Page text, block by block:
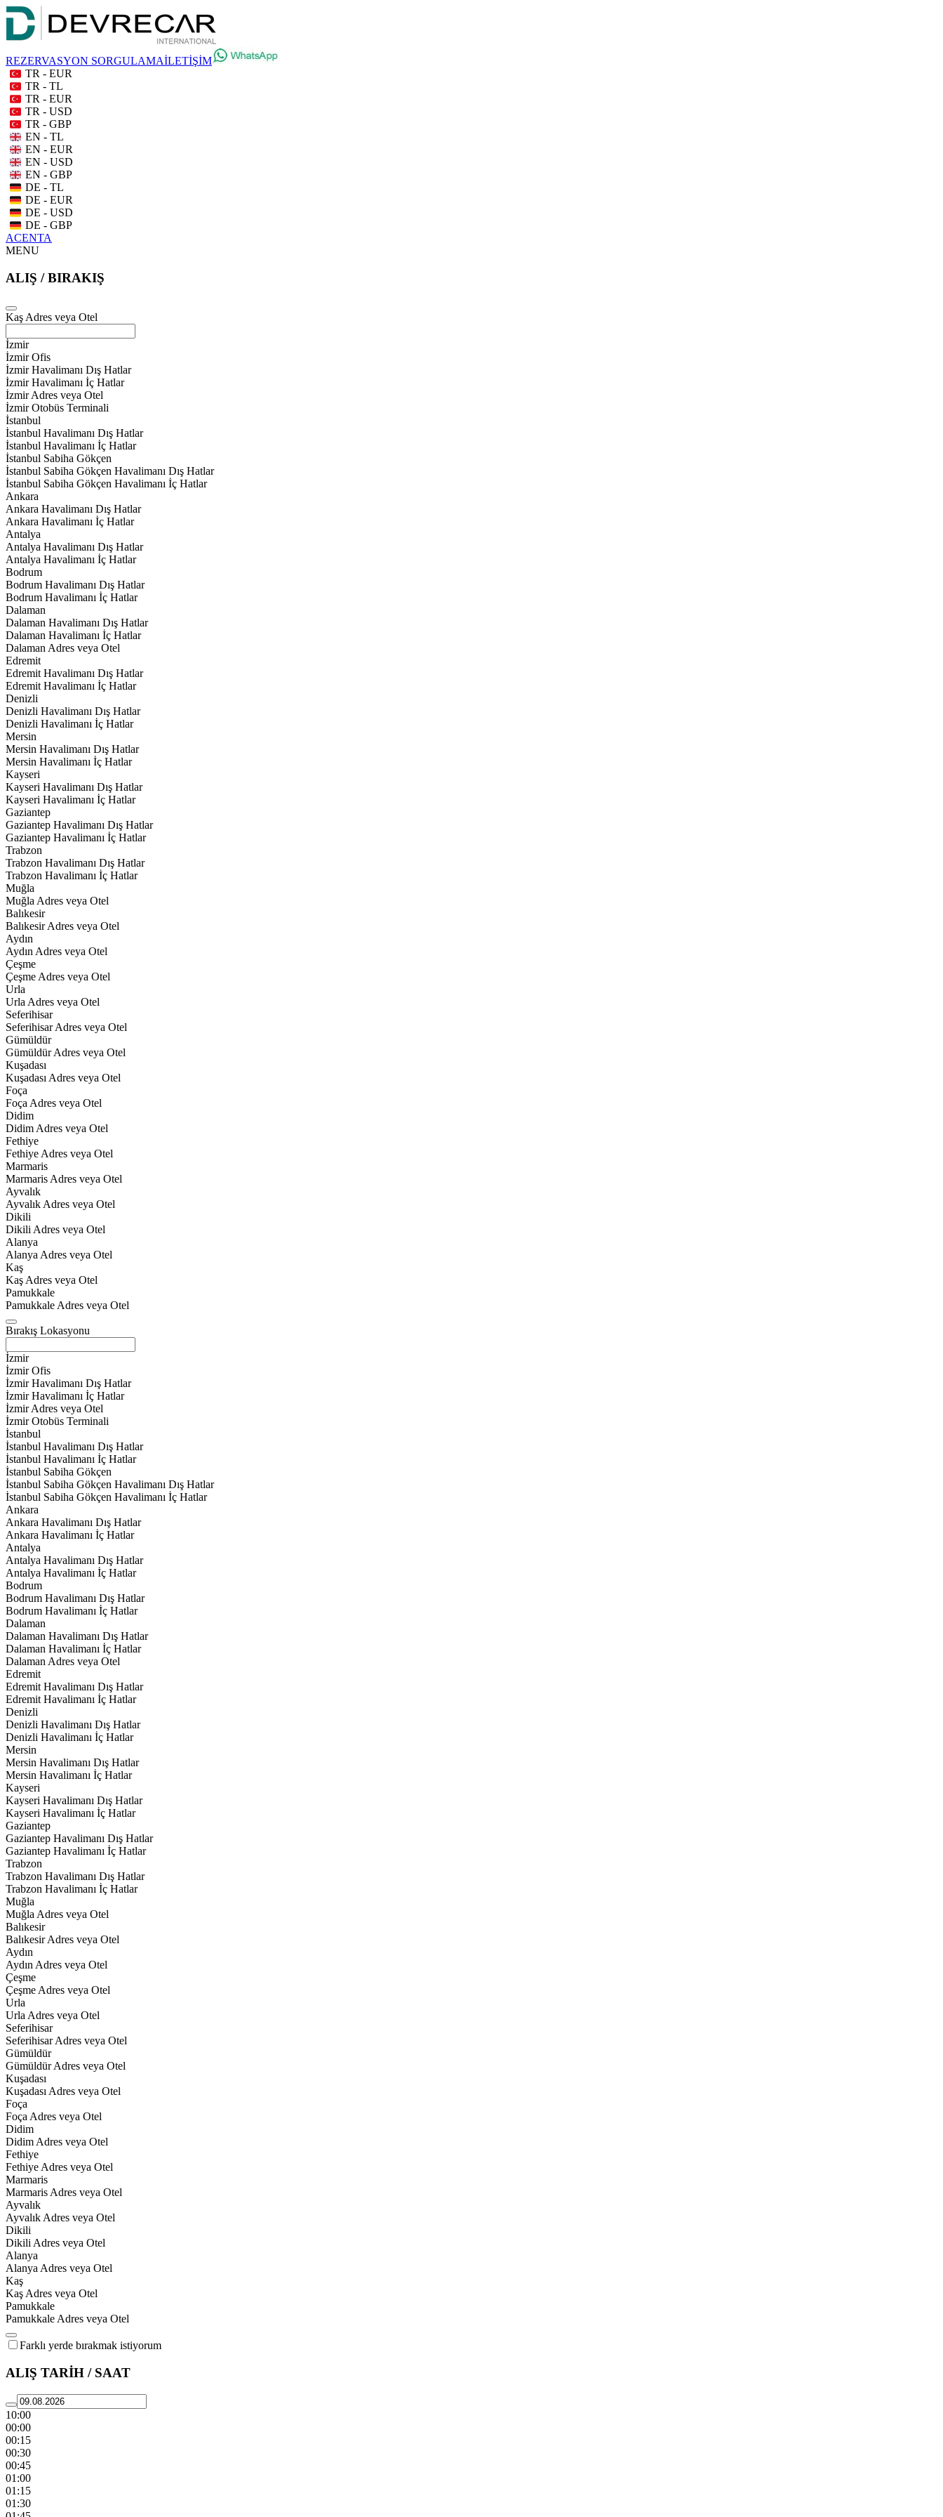
REZERVASYON SORGULAMAİLETİŞİM
TR - EUR
TR - TL
TR - EUR
TR - USD
TR - GBP
EN - TL
EN - EUR
EN - USD
EN - GBP
DE - TL
DE - EUR
DE - USD
DE - GBP
ACENTA
MENU
ALIŞ / BIRAKIŞ
Kaş Adres veya Otel
İzmir
İzmir Ofis
İzmir Havalimanı Dış Hatlar
İzmir Havalimanı İç Hatlar
İzmir Adres veya Otel
İzmir Otobüs Terminali
İstanbul
İstanbul Havalimanı Dış Hatlar
İstanbul Havalimanı İç Hatlar
İstanbul Sabiha Gökçen
İstanbul Sabiha Gökçen Havalimanı Dış Hatlar
İstanbul Sabiha Gökçen Havalimanı İç Hatlar
Ankara
Ankara Havalimanı Dış Hatlar
Ankara Havalimanı İç Hatlar
Antalya
Antalya Havalimanı Dış Hatlar
Antalya Havalimanı İç Hatlar
Bodrum
Bodrum Havalimanı Dış Hatlar
Bodrum Havalimanı İç Hatlar
Dalaman
Dalaman Havalimanı Dış Hatlar
Dalaman Havalimanı İç Hatlar
Dalaman Adres veya Otel
Edremit
Edremit Havalimanı Dış Hatlar
Edremit Havalimanı İç Hatlar
Denizli
Denizli Havalimanı Dış Hatlar
Denizli Havalimanı İç Hatlar
Mersin
Mersin Havalimanı Dış Hatlar
Mersin Havalimanı İç Hatlar
Kayseri
Kayseri Havalimanı Dış Hatlar
Kayseri Havalimanı İç Hatlar
Gaziantep
Gaziantep Havalimanı Dış Hatlar
Gaziantep Havalimanı İç Hatlar
Trabzon
Trabzon Havalimanı Dış Hatlar
Trabzon Havalimanı İç Hatlar
Muğla
Muğla Adres veya Otel
Balıkesir
Balıkesir Adres veya Otel
Aydın
Aydın Adres veya Otel
Çeşme
Çeşme Adres veya Otel
Urla
Urla Adres veya Otel
Seferihisar
Seferihisar Adres veya Otel
Gümüldür
Gümüldür Adres veya Otel
Kuşadası
Kuşadası Adres veya Otel
Foça
Foça Adres veya Otel
Didim
Didim Adres veya Otel
Fethiye
Fethiye Adres veya Otel
Marmaris
Marmaris Adres veya Otel
Ayvalık
Ayvalık Adres veya Otel
Dikili
Dikili Adres veya Otel
Alanya
Alanya Adres veya Otel
Kaş
Kaş Adres veya Otel
Pamukkale
Pamukkale Adres veya Otel
Bırakış Lokasyonu
İzmir
İzmir Ofis
İzmir Havalimanı Dış Hatlar
İzmir Havalimanı İç Hatlar
İzmir Adres veya Otel
İzmir Otobüs Terminali
İstanbul
İstanbul Havalimanı Dış Hatlar
İstanbul Havalimanı İç Hatlar
İstanbul Sabiha Gökçen
İstanbul Sabiha Gökçen Havalimanı Dış Hatlar
İstanbul Sabiha Gökçen Havalimanı İç Hatlar
Ankara
Ankara Havalimanı Dış Hatlar
Ankara Havalimanı İç Hatlar
Antalya
Antalya Havalimanı Dış Hatlar
Antalya Havalimanı İç Hatlar
Bodrum
Bodrum Havalimanı Dış Hatlar
Bodrum Havalimanı İç Hatlar
Dalaman
Dalaman Havalimanı Dış Hatlar
Dalaman Havalimanı İç Hatlar
Dalaman Adres veya Otel
Edremit
Edremit Havalimanı Dış Hatlar
Edremit Havalimanı İç Hatlar
Denizli
Denizli Havalimanı Dış Hatlar
Denizli Havalimanı İç Hatlar
Mersin
Mersin Havalimanı Dış Hatlar
Mersin Havalimanı İç Hatlar
Kayseri
Kayseri Havalimanı Dış Hatlar
Kayseri Havalimanı İç Hatlar
Gaziantep
Gaziantep Havalimanı Dış Hatlar
Gaziantep Havalimanı İç Hatlar
Trabzon
Trabzon Havalimanı Dış Hatlar
Trabzon Havalimanı İç Hatlar
Muğla
Muğla Adres veya Otel
Balıkesir
Balıkesir Adres veya Otel
Aydın
Aydın Adres veya Otel
Çeşme
Çeşme Adres veya Otel
Urla
Urla Adres veya Otel
Seferihisar
Seferihisar Adres veya Otel
Gümüldür
Gümüldür Adres veya Otel
Kuşadası
Kuşadası Adres veya Otel
Foça
Foça Adres veya Otel
Didim
Didim Adres veya Otel
Fethiye
Fethiye Adres veya Otel
Marmaris
Marmaris Adres veya Otel
Ayvalık
Ayvalık Adres veya Otel
Dikili
Dikili Adres veya Otel
Alanya
Alanya Adres veya Otel
Kaş
Kaş Adres veya Otel
Pamukkale
Pamukkale Adres veya Otel
Farklı yerde bırakmak istiyorum
ALIŞ TARİH / SAAT
10:00
00:00
00:15
00:30
00:45
01:00
01:15
01:30